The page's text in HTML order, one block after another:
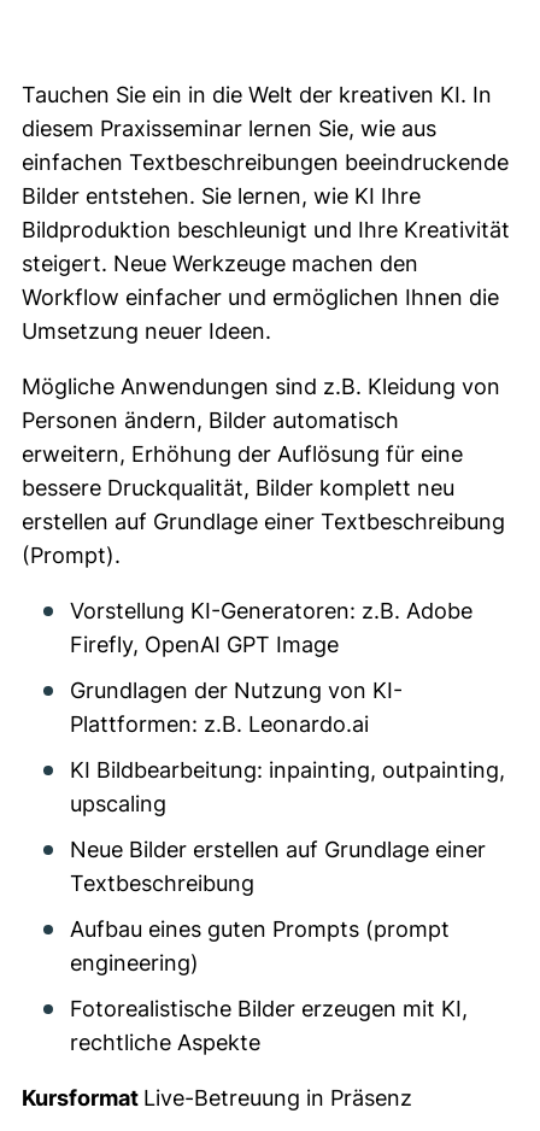
Tauchen Sie ein in die Welt der kreativen KI. In
diesem Praxisseminar lernen Sie, wie aus
einfachen Textbeschreibungen beeindruckende
Bilder entstehen. Sie lernen, wie KI Ihre
Bildproduktion beschleunigt und Ihre Kreativität
steigert. Neue Werkzeuge machen den
Workflow einfacher und ermöglichen Ihnen die
Umsetzung neuer Ideen.
Mögliche Anwendungen sind z.B. Kleidung von
Personen ändern, Bilder automatisch
erweitern, Erhöhung der Auflösung für eine
bessere Druckqualität, Bilder komplett neu
erstellen auf Grundlage einer Textbeschreibung
(Prompt).
Vorstellung KI-Generatoren: z.B. Adobe
Firefly, OpenAI GPT Image
Grundlagen der Nutzung von KI-
Plattformen: z.B. Leonardo.ai
KI Bildbearbeitung: inpainting, outpainting,
upscaling
Neue Bilder erstellen auf Grundlage einer
Textbeschreibung
Aufbau eines guten Prompts (prompt
engineering)
Fotorealistische Bilder erzeugen mit KI,
rechtliche Aspekte
Kursformat Live-Betreuung in Präsenz